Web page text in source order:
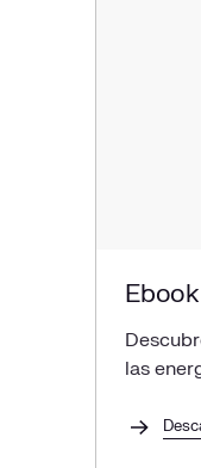
Servicios
para el
las
en tu